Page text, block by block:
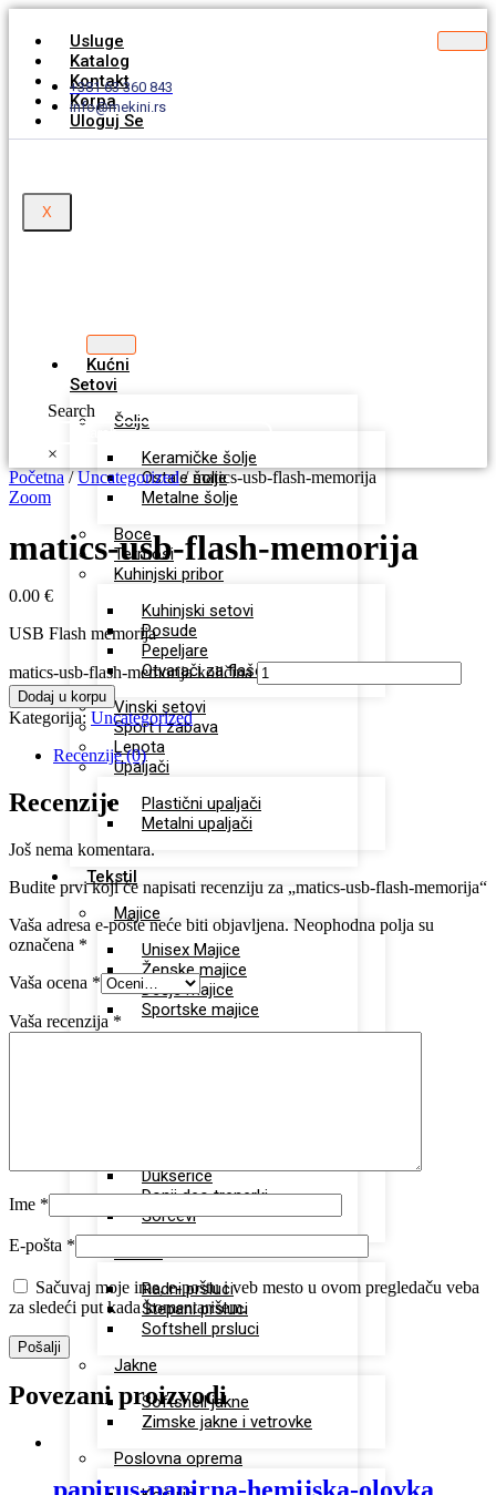
Usluge
Katalog
Kontakt
Korpa
Uloguj Se
X
+381 63 360 843
info@mekini.rs
Kućni
Setovi
Šolje
Keramičke šolje
Ostale šolje
Metalne šolje
Boce
Termosi
Kuhinjski pribor
Kuhinjski setovi
Posude
Pepeljare
Otvarači za flaše
Vinski setovi
Sport i zabava
Lepota
Upaljači
Plastični upaljači
Metalni upaljači
Tekstil
Majice
Unisex Majice
Ženske majice
Dečje majice
Sportske majice
Dukserice
Donji deo trenerki
Šorcevi
Prsluci
Radni prsluci
Štepani prsluci
Softshell prsluci
Jakne
Softshell jakne
Zimske jakne i vetrovke
Poslovna oprema
Search
×
Početna/Uncategorized/ matics-usb-flash-memorija
Zoom
matics-usb-flash-memorija
0.00 €
USB Flash memorija
matics-usb-flash-memorija količina
Dodaj u korpu
Kategorija: Uncategorized
Recenzije (0)
Recenzije
Još nema komentara.
Budite prvi koji će napisati recenziju za „matics-usb-flash-memorija“
Vaša adresa e-pošte neće biti objavljena. Neophodna polja su
označena *
Vaša ocena *
Vaša recenzija *
Ime *
E-pošta *
Sačuvaj moje ime, e-poštu i veb mesto u ovom pregledaču veba
za sledeći put kada komentarišem.
Povezani proizvodi
papirus-papirna-hemijska-olovka